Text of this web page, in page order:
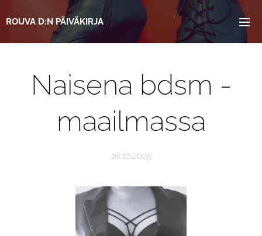
ROUVA D:N PÄIVÄKIRJA
Naisena bdsm -
maailmassa
16.10.2025